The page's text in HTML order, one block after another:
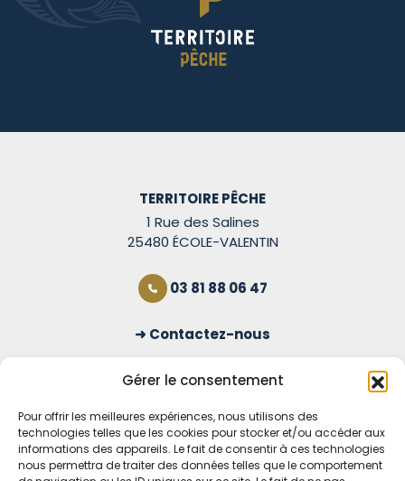
Gérer le consentement
Pour offrir les meilleures expériences, nous utilisons des
technologies telles que les cookies pour stocker et/ou accéder aux
informations des appareils. Le fait de consentir à ces technologies
nous permettra de traiter des données telles que le comportement
TERRITOIRE PÊCHE
1 Rue des Salines
25480 ÉCOLE-VALENTIN
03 81 88 06 47
Contactez-nous
OUVERT TOUS LES JOURS
Voir nos horaires